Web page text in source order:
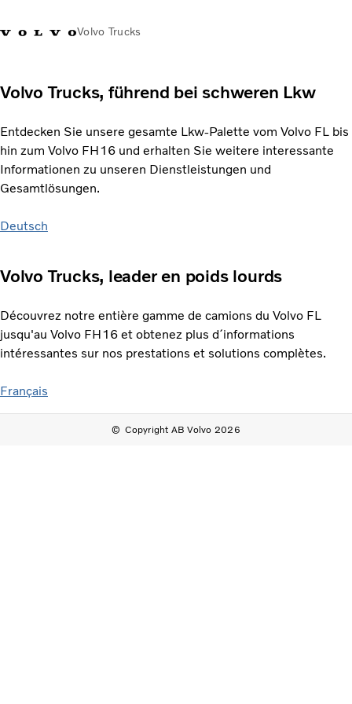
Volvo Trucks
Volvo Trucks, führend bei schweren Lkw
Entdecken Sie unsere gesamte Lkw-Palette vom Volvo FL bis
hin zum Volvo FH16 und erhalten Sie weitere interessante
Informationen zu unseren Dienstleistungen und
Gesamtlösungen.
Deutsch
Volvo Trucks, leader en poids lourds
Découvrez notre entière gamme de camions du Volvo FL
jusqu'au Volvo FH16 et obtenez plus d´informations
intéressantes sur nos prestations et solutions complètes.
Français
Copyright AB Volvo 2026